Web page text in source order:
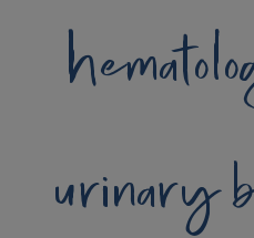
urinary